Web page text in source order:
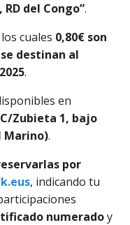
del Congo”.
cuales 0,80€ son
destinan al
.
en
Zubieta 1, bajo
Marino).
por
, indicando tu
numeradoy